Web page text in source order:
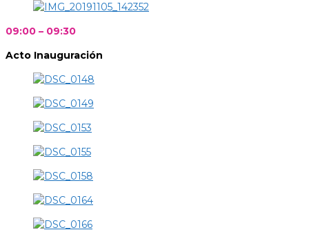
09:00 – 09:30
Acto Inauguración